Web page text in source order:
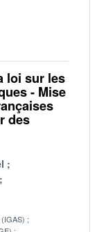
loi sur les
- Mise
des